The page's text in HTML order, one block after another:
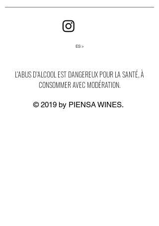
ES >
L’ABUS D’ALCOOL EST DANGEREUX POUR LA SANTÉ, À
CONSOMMER AVEC MODÉRATION.
© 2019 by PIENSA WINES.